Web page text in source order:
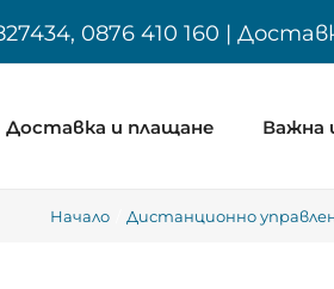
0876 410 160 |
Доставка и плащане Важна
Начало Дистанционно